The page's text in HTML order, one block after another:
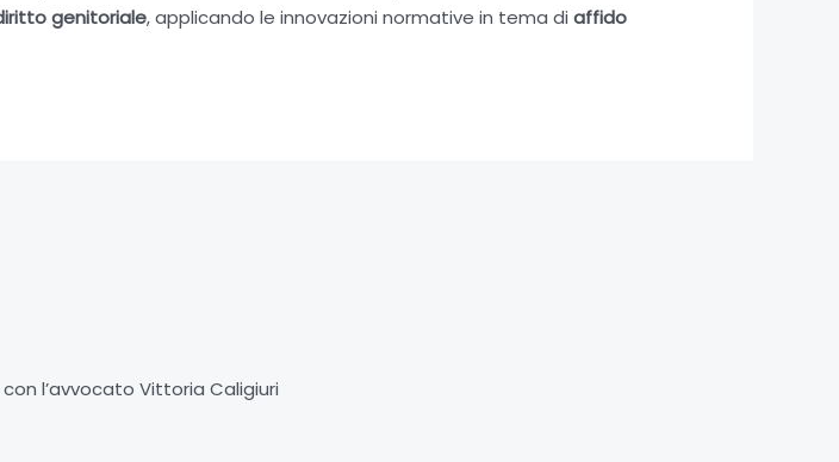
genitoriale, applicando le innovazioni normative in tema diaffido
l’avvocato Vittoria Caligiuri